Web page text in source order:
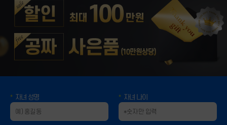
자녀 성명 자녀 나이